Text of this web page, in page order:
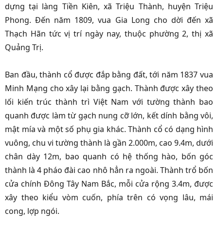
dựng tại làng Tiền Kiên, xã Triệu Thành, huyện Triệu
Phong. Đến năm 1809, vua Gia Long cho dời đến xã
Thạch Hãn tức vị trí ngày nay, thuộc phường 2, thị xã
Quảng Trị.
Ban đầu, thành cổ được đắp bằng đất, tới năm 1837 vua
Minh Mạng cho xây lại bằng gạch. Thành được xây theo
lối kiến trúc thành trì Việt Nam với tường thành bao
quanh được làm từ gạch nung cỡ lớn, kết dính bằng vôi,
mật mía và một số phụ gia khác. Thành cổ có dạng hình
vuông, chu vi tường thành là gần 2.000m, cao 9.4m, dưới
chân dày 12m, bao quanh có hệ thống hào, bốn góc
thành là 4 pháo đài cao nhô hẳn ra ngoài. Thành trổ bốn
cửa chính Đông Tây Nam Bắc, mỗi cửa rộng 3.4m, được
xây theo kiểu vòm cuốn, phía trên có vọng lâu, mái
cong, lợp ngói.